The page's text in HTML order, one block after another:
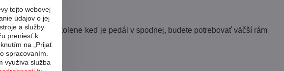
príliš ohnutá v kolene keď je pedál v spodnej, budete potrebovať väčší rám
tejto webovej
údajov o jej
a služby
preniesť k
na „Prijať
spracovaním.
využíva služba